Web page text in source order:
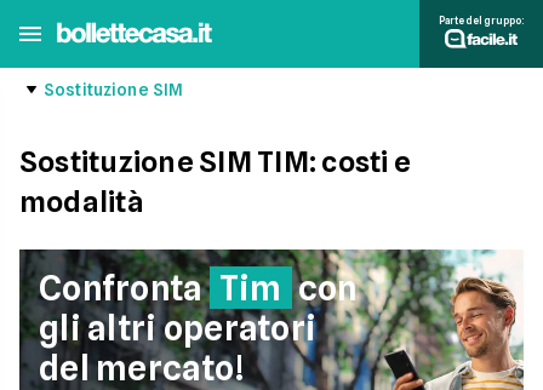
Parte del gruppo:
Sostituzione SIM
Sostituzione SIM TIM: costi e
modalità
Confronta Tim con
gli altri operatori
del mercato!